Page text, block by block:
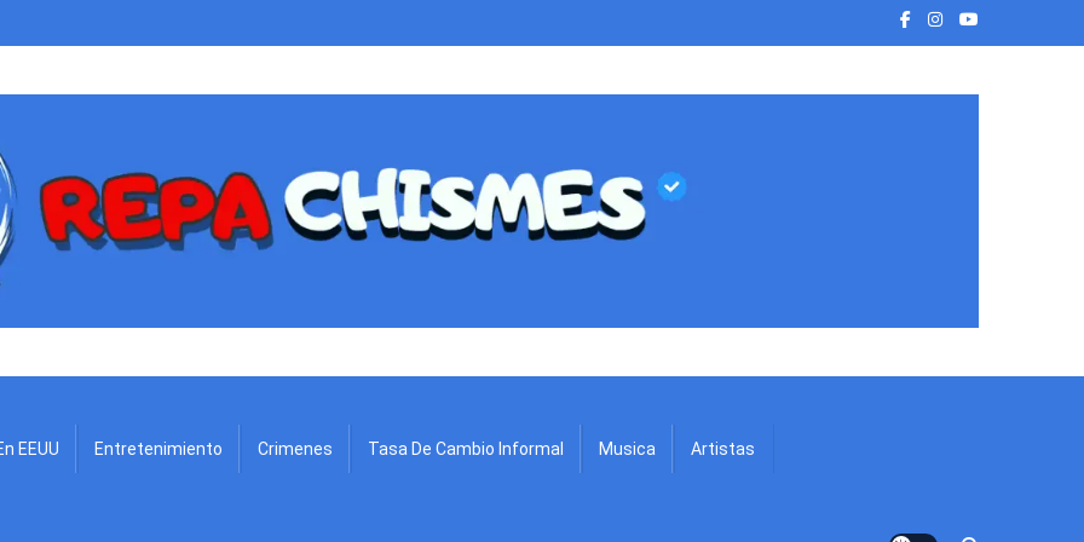
EEUU Entretenimiento Crimenes Tasa De Cambio Informal Musica Artistas